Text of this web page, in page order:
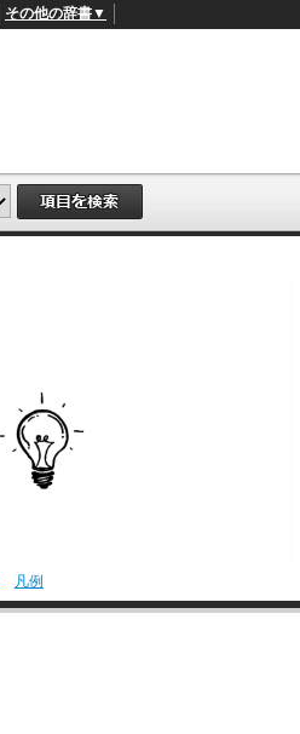
その他の辞書▼
凡例